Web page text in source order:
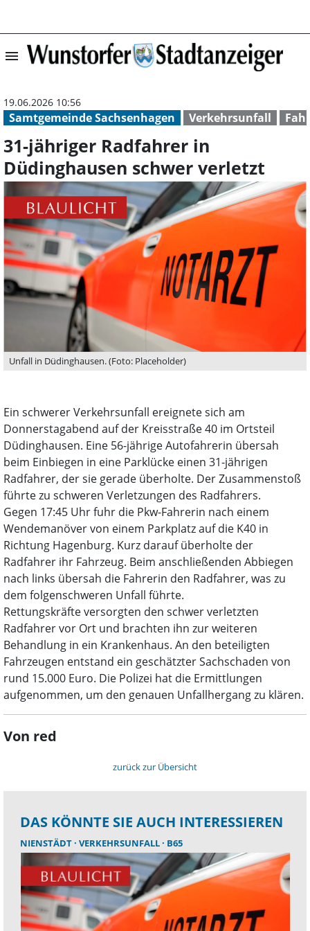
menu 31-jähriger
Samtgemeinde Sachsenhagen Verkehrsunfall
19.06.2026 10:56
31-jähriger Radfahrer in
Düdinghausen schwer verletzt
Unfall in Düdinghausen. (Foto: Placeholder)
Ein schwerer Verkehrsunfall ereignete sich am
Donnerstagabend auf der Kreisstraße 40 im Ortsteil
Düdinghausen. Eine 56-jährige Autofahrerin übersah
beim Einbiegen in eine Parklücke einen 31-jährigen
Radfahrer, der sie gerade überholte. Der Zusammenstoß
führte zu schweren Verletzungen des Radfahrers.
Gegen 17:45 Uhr fuhr die Pkw-Fahrerin nach einem
Wendemanöver von einem Parkplatz auf die K40 in
Richtung Hagenburg. Kurz darauf überholte der
Radfahrer ihr Fahrzeug. Beim anschließenden Abbiegen
nach links übersah die Fahrerin den Radfahrer, was zu
dem folgenschweren Unfall führte.
Rettungskräfte versorgten den schwer verletzten
Radfahrer vor Ort und brachten ihn zur weiteren
Behandlung in ein Krankenhaus. An den beteiligten
Fahrzeugen entstand ein geschätzter Sachschaden von
rund 15.000 Euro. Die Polizei hat die Ermittlungen
aufgenommen, um den genauen Unfallhergang zu klären.
Von red
zurück zur Übersicht
DAS KÖNNTE SIE AUCH INTERESSIEREN
NIENSTÄDT VERKEHRSUNFALL B65